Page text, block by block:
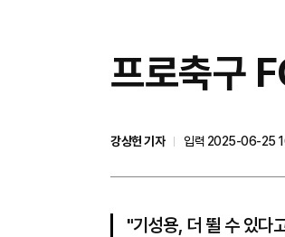
프로축구
강상헌 기자
입력 2025-06-25
"기성용, 더 뛸 수 있다